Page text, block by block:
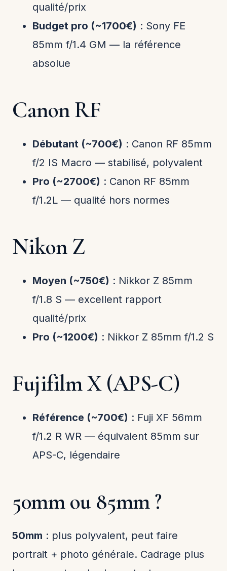
qualité/prix
Budget pro (~1700€) : Sony FE
85mm f/1.4 GM — la référence
absolue
Canon RF
Débutant (~700€) : Canon RF 85mm
f/2 IS Macro — stabilisé, polyvalent
Pro (~2700€) : Canon RF 85mm
f/1.2L — qualité hors normes
Nikon Z
Moyen (~750€) : Nikkor Z 85mm
f/1.8 S — excellent rapport
qualité/prix
Pro (~1200€) : Nikkor Z 85mm f/1.2 S
Fujifilm X (APS-C)
Référence (~700€) : Fuji XF 56mm
f/1.2 R WR — équivalent 85mm sur
APS-C, légendaire
50mm ou 85mm ?
50mm : plus polyvalent, peut faire
portrait + photo générale. Cadrage plus